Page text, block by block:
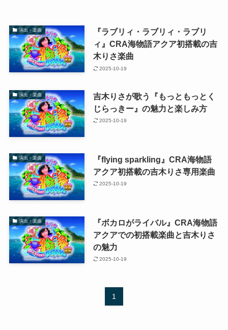
演出・楽曲
『ラブリィ・ラブリィ・ラブリ
ィ』CRA海物語アクア初搭載の吉
木りさ楽曲
2025-10-19
演出・楽曲
吉木りさが歌う『もっともっとく
じらっきー』の魅力と楽しみ方
2025-10-19
演出・楽曲
『flying sparkling』CRA海物語
アクア初搭載の吉木りさ専用楽曲
2025-10-19
演出・楽曲
『ボカロがライバル』CRA海物語
アクアでの初搭載楽曲と吉木りさ
の魅力
2025-10-19
1